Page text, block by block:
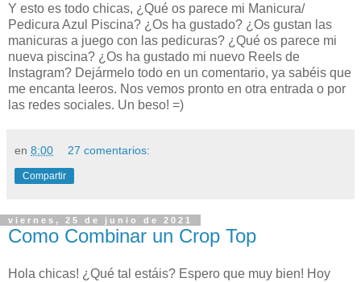
Y esto es todo chicas, ¿Qué os parece mi Manicura/
Pedicura Azul Piscina? ¿Os ha gustado? ¿Os gustan las
manicuras a juego con las pedicuras? ¿Qué os parece mi
nueva piscina? ¿Os ha gustado mi nuevo Reels de
Instagram? Dejármelo todo en un comentario, ya sabéis que
me encanta leeros. Nos vemos pronto en otra entrada o por
las redes sociales. Un beso! =)
en 8:00 27 comentarios:
Compartir
viernes, 25 de junio de 2021
Como Combinar un Crop Top
Hola chicas! ¿Qué tal estáis? Espero que muy bien! Hoy